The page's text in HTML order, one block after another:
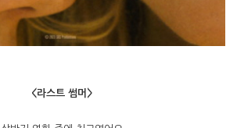
<라스트 썸머>